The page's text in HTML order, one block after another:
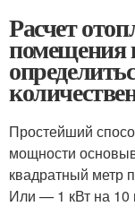
Расчет
помещения
Простейший
мощности
квадратный метр
Или — 1 кВт на 10